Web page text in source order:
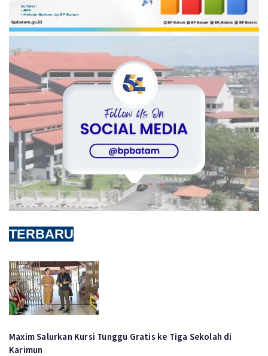
TERBARU
Maxim Salurkan Kursi Tunggu Gratis ke Tiga Sekolah di
Karimun